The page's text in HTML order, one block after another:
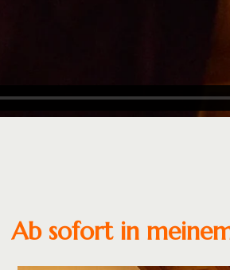
Ab sofort in